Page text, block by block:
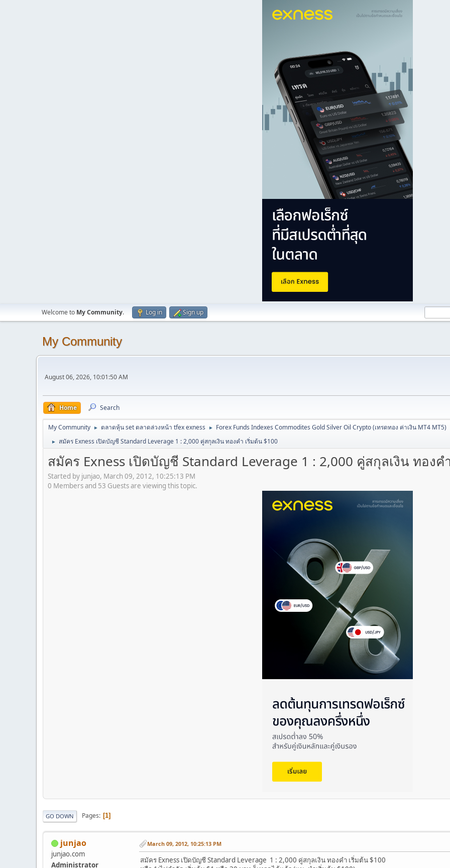
Welcome to My Community. Log in Sign up
My Community
August 06, 2026, 10:01:50 AM
Home Search
My Community ► ตลาดหุ้น set ตลาดล่วงหน้า tfex exness ► Forex Funds Indexes Commodites Gold Silver Oil Crypto (เทรดทอง ค่าเงิน MT4 MT5)
► สมัคร Exness เปิดบัญชี Standard Leverage 1 : 2,000 คู่สกุลเงิน ทองคำ เริ่มต้น $100
สมัคร Exness เปิดบัญชี Standard Leverage 1 : 2,000 คู่สกุลเงิน ทองค
Started by junjao, March 09, 2012, 10:25:13 PM
0 Members and 53 Guests are viewing this topic.
GO DOWN Pages 1
junjao
junjao.com
Administrator
March 09, 2012, 10:25:13 PM
สมัคร Exness เปิดบัญชี Standard Leverage 1 : 2,000 คู่สกุลเงิน ทองคำ เริ่มต้น $100